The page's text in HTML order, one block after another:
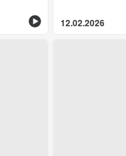
12.02.2026